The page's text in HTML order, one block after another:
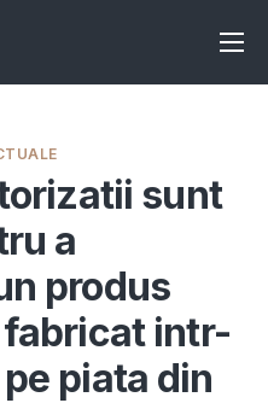
sunt
a
produs
intr-
piata din